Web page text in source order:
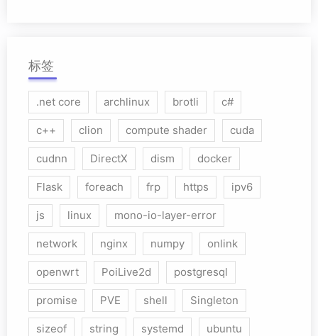
标签
.net core archlinux brotli c#
c++ clion compute shader cuda
cudnn DirectX dism docker
Flask foreach frp https ipv6
js linux mono-io-layer-error
network nginx numpy onlink
openwrt PoiLive2d postgresql
promise PVE shell Singleton
sizeof string systemd ubuntu